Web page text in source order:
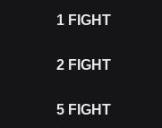
1 FIGHT
2 FIGHT
5 FIGHT